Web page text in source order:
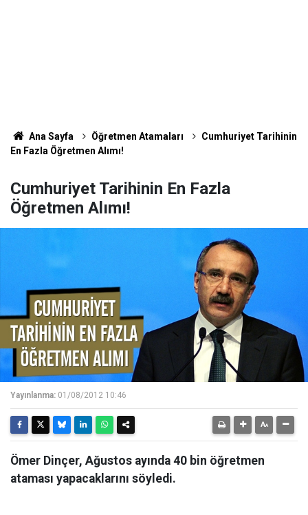
Ana Sayfa Öğretmen Atamaları
Cumhuriyet Tarihinin
En Fazla Öğretmen Alımı!
Cumhuriyet Tarihinin En Fazla
Öğretmen Alımı!
Yayınlanma: 01/08/2012 10:46
Ömer Dinçer, Ağustos ayında 40 bin öğretmen
ataması yapacaklarını söyledi.